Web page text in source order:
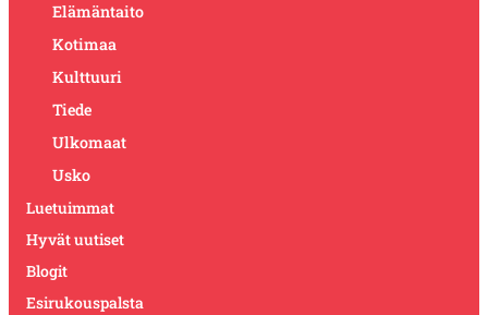
Elämäntaito
Kotimaa
Kulttuuri
Tiede
Ulkomaat
Usko
Luetuimmat
Hyvät uutiset
Blogit
Esirukouspalsta